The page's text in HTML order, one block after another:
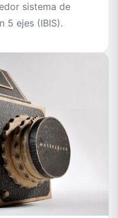
sistema de
5 ejes (IBIS).